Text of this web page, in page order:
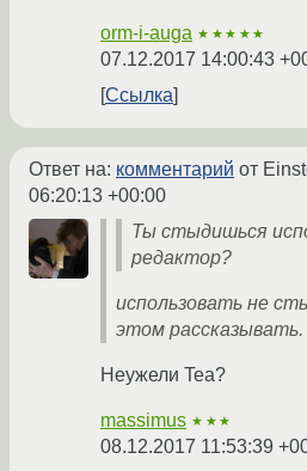
orm-i-auga ★★★★★
07.12.2017 14:00:43
Ссылка
Ответ на: комментарий от
06:20:13 +00:00
Ты стыдишься
редактор?
использовать не
этом рассказывать.
Неужели Tea?
massimus ★★★
08.12.2017 11:53:39